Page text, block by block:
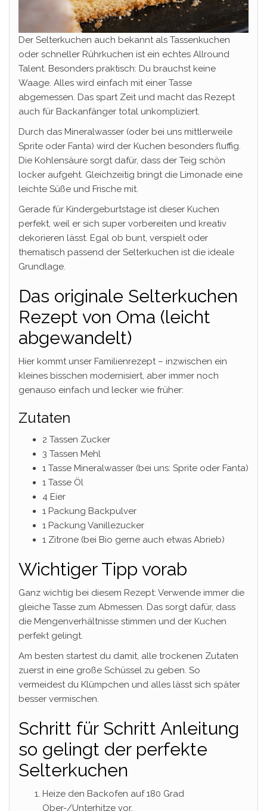
Der Selterkuchen auch bekannt als Tassenkuchen
oder schneller Rührkuchen ist ein echtes Allround
Talent. Besonders praktisch: Du brauchst keine
Waage. Alles wird einfach mit einer Tasse
abgemessen. Das spart Zeit und macht das Rezept
auch für Backanfänger total unkompliziert.
Durch das Mineralwasser (oder bei uns mittlerweile
Sprite oder Fanta) wird der Kuchen besonders fluffig.
Die Kohlensäure sorgt dafür, dass der Teig schön
locker aufgeht. Gleichzeitig bringt die Limonade eine
leichte Süße und Frische mit.
Gerade für Kindergeburtstage ist dieser Kuchen
perfekt, weil er sich super vorbereiten und kreativ
dekorieren lässt. Egal ob bunt, verspielt oder
thematisch passend der Selterkuchen ist die ideale
Grundlage.
Das originale Selterkuchen
Rezept von Oma (leicht
abgewandelt)
Hier kommt unser Familienrezept – inzwischen ein
kleines bisschen modernisiert, aber immer noch
genauso einfach und lecker wie früher:
Zutaten
2 Tassen Zucker
3 Tassen Mehl
1 Tasse Mineralwasser (bei uns: Sprite oder Fanta)
1 Tasse Öl
4 Eier
1 Packung Backpulver
1 Packung Vanillezucker
1 Zitrone (bei Bio gerne auch etwas Abrieb)
Wichtiger Tipp vorab
Ganz wichtig bei diesem Rezept: Verwende immer die
gleiche Tasse zum Abmessen. Das sorgt dafür, dass
die Mengenverhältnisse stimmen und der Kuchen
perfekt gelingt.
Am besten startest du damit, alle trockenen Zutaten
zuerst in eine große Schüssel zu geben. So
vermeidest du Klümpchen und alles lässt sich später
besser vermischen.
Schritt für Schritt Anleitung
so gelingt der perfekte
Selterkuchen
Heize den Backofen auf 180 Grad
Ober-/Unterhitze vor.